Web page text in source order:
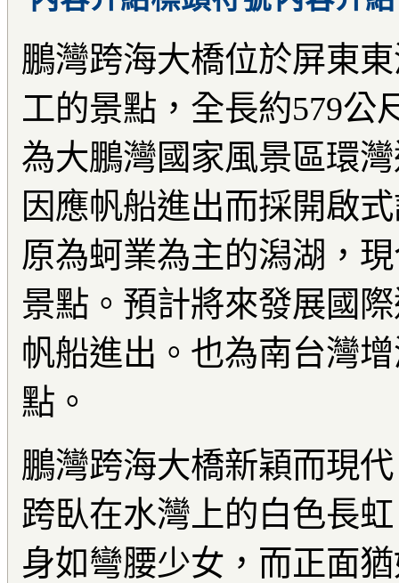
鵬灣跨海大橋位於屏東
工的景點，全長約579公
為大鵬灣國家風景區環
因應帆船進出而採開啟
原為蚵業為主的潟湖，
景點。預計將來發展國
帆船進出。也為南台灣
點。
鵬灣跨海大橋新穎而現
跨臥在水灣上的白色長
身如彎腰少女，而正面